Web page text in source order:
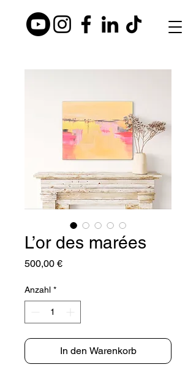
L’or des marées
500,00 €Preis
Anzahl *
In den Warenkorb